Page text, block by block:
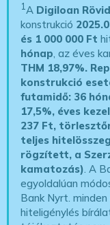
1A Digiloan
konstrukció
és 1 000 000 Ft
hónap, az éves
THM 18,97%.
konstrukció
futamidő: 36
17,5%, éves
237 Ft,
teljes
rögzített, a
kamatozás). A
egyoldalúan
Bank Nyrt.
hiteligénylés